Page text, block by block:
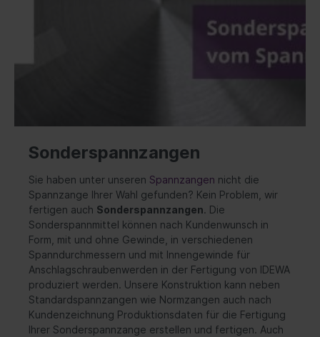
Sonderspannzangen
Sie haben unter unseren Spannzangen nicht die
Spannzange Ihrer Wahl gefunden? Kein Problem, wir
fertigen auch Sonderspannzangen. Die
Sonderspannmittel können nach Kundenwunsch in
Form, mit und ohne Gewinde, in verschiedenen
Spanndurchmessern und mit Innengewinde für
Anschlagschraubenwerden in der Fertigung von IDEWA
produziert werden. Unsere Konstruktion kann neben
Standardspannzangen wie Normzangen auch nach
Kundenzeichnung Produktionsdaten für die Fertigung
Ihrer Sonderspannzange erstellen und fertigen. Auch